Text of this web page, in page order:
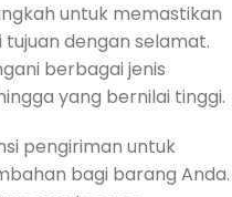
untuk memastikan
dengan selamat.
berbagai jenis
yang bernilai tinggi.
pengiriman untuk
bagi barang Anda.